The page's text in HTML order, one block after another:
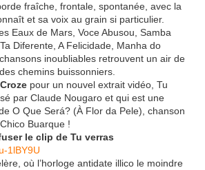
fraîche, frontale, spontanée, avec la
et sa voix au grain si particulier.
Eaux de Mars, Voce Abusou, Samba
Diferente, A Felicidade, Manha do
inoubliables retrouvent un air de
chemins buissonniers.
pour un nouvel extrait vidéo, Tu
par Claude Nougaro et qui est une
O Que Será? (À Flor da Pele), chanson
Buarque !
le clip de Tu verras
1lBY9U
où l’horloge antidate illico le moindre